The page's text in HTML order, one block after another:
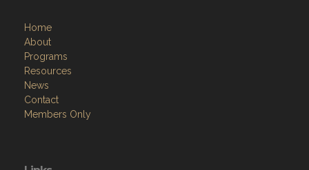
Home
About
Programs
Resources
News
Contact
Members Only